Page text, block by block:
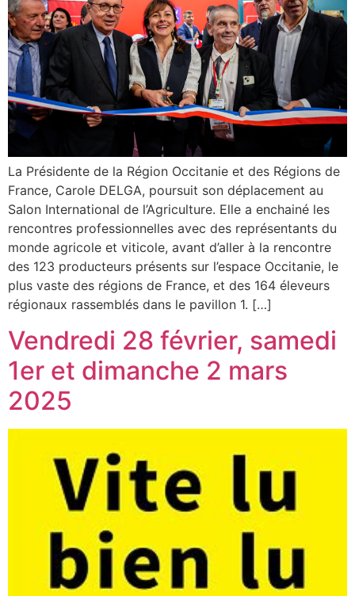
La Présidente de la Région Occitanie et des Régions de
France, Carole DELGA, poursuit son déplacement au
Salon International de l’Agriculture. Elle a enchainé les
rencontres professionnelles avec des représentants du
monde agricole et viticole, avant d’aller à la rencontre
des 123 producteurs présents sur l’espace Occitanie, le
plus vaste des régions de France, et des 164 éleveurs
régionaux rassemblés dans le pavillon 1. […]
Vendredi 28 février, samedi
1er et dimanche 2 mars
2025